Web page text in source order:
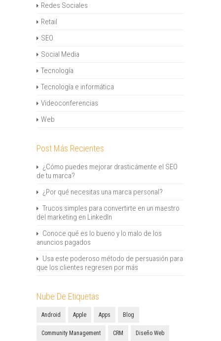
Redes Sociales
Retail
SEO
Social Media
Tecnología
Tecnología e informática
Videoconferencias
Web
Post Más Recientes
¿Cómo puedes mejorar drasticámente el SEO
de tu marca?
¿Por qué necesitas una marca personal?
Trucos simples para convertirte en un maestro
del marketing en LinkedIn
Conoce qué es lo bueno y lo malo de los
anuncios pagados
Usa este poderoso método de persuasión para
que los clientes regresen por más
Nube De Etiquetas
Android Apple Apps Blog
Community Management CRM Diseño Web